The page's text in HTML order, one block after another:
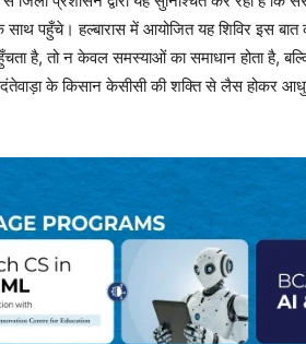
साथ पहुँचे। हल्बारास में आयोजित यह शिविर इस
है, तो न केवल समस्याओं का समाधान होता है,
दंतेवाड़ा के किसान केसीसी की शक्ति से लैस